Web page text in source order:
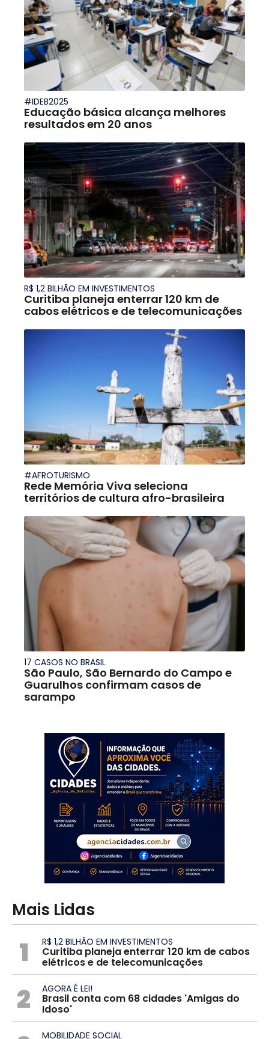
#IDEB2025
Educação básica alcança melhores
resultados em 20 anos
R$ 1,2 BILHÃO EM INVESTIMENTOS
Curitiba planeja enterrar 120 km de
cabos elétricos e de telecomunicações
#AFROTURISMO
Rede Memória Viva seleciona
territórios de cultura afro-brasileira
17 CASOS NO BRASIL
São Paulo, São Bernardo do Campo e
Guarulhos confirmam casos de
sarampo
Mais Lidas
1 R$ 1,2 BILHÃO EM INVESTIMENTOS
Curitiba planeja enterrar 120 km de cabos
elétricos e de telecomunicações
2 AGORA É LEI!
Brasil conta com 68 cidades 'Amigas do
Idoso'
MOBILIDADE SOCIAL